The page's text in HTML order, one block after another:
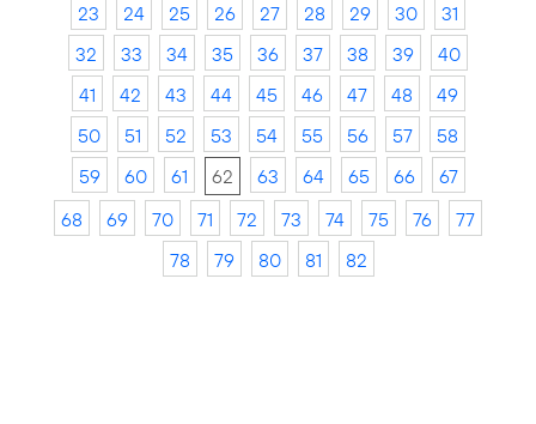
23
24 25 26 27 28 29 30
31
32
33 34 35 36 37 38 39
40
41
42 43 44 45 46 47 48
49
50
51 52 53 54 55 56 57
58
59
60 61 62 63 64 65 66
67
68
69 70 71 72 73 74 75 76
77
78
79 80 81 82